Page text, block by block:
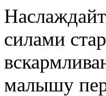
силами
малышу